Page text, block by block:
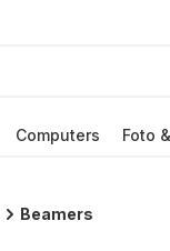
Computers Foto
Beamers